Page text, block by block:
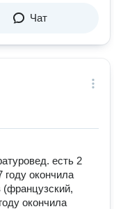
Чат
есть 2
окончила
(французский,
окончила